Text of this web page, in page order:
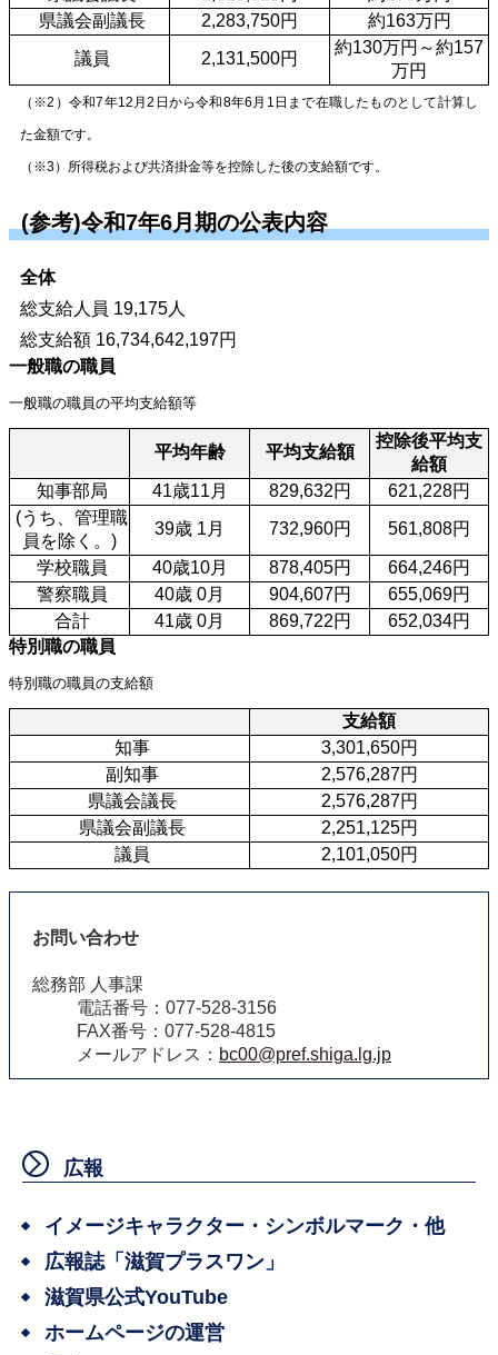
県議会副議長
2,283,750円
約163万円
議員
2,131,500円
約130万円～約157
万円
（※2） 令和7年12 月2 日から令和8年6 月 1 日まで在職したものとして計算し
た金額です。
（※3）所得税および共済掛金等を控除した後の支給額です。
(参考)令和7年6月期の公表内容
全体
総支給人員 19,175人
総支給額 16,734,642,197円
一般職の職員
一般職の職員の平均支給額等
平均年齢 平均支給額
控除後平均支
給額
知事部局
41歳11月 829,632円
621,228円
員を除く。)
39歳 1月 732,960円 561,808円
学校職員 40歳10月 878,405円
664,246円
警察職員
40歳 0月 904,607円
655,069円
合計
41歳 0月 869,722円
652,034円
特別職の職員
特別職の職員の支給額
支給額
知事
3,301,650円
副知事
2,576,287円
県議会議長
2,576,287円
県議会副議長
2,251,125円
議員
2,101,050円
お問い合わせ
総務部 人事課
電話番号：077-528-3156
FAX番号：077-528-4815
メールアドレス： bc00@pref.shiga.lg.jp
広報
イメージキャラクター・シンボルマーク・他
広報誌「滋賀プラスワン」
滋賀県公式YouTube
ホームページの運営